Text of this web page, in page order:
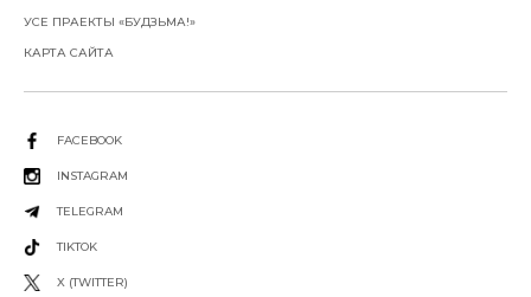
УСЕ ПРАЕКТЫ «БУДЗЬМА!»
КАРТА САЙТА
FACEBOOK
INSTAGRAM
TELEGRAM
TIKTOK
X (TWITTER)